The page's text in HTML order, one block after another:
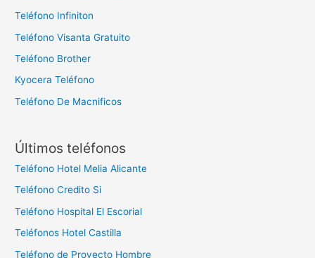
Teléfono Infiniton
Teléfono Visanta Gratuito
Teléfono Brother
Kyocera Teléfono
Teléfono De Macnificos
Últimos teléfonos
Teléfono Hotel Melia Alicante
Teléfono Credito Si
Teléfono Hospital El Escorial
Teléfonos Hotel Castilla
Teléfono de Proyecto Hombre